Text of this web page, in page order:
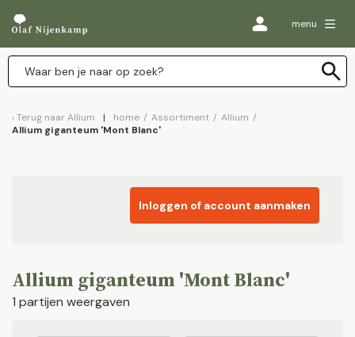
menu
Terug naar Allium home / Assortiment / Allium /
Allium giganteum 'Mont Blanc'
Inloggen of account aanmaken
Allium giganteum 'Mont Blanc'
1 partijen weergaven